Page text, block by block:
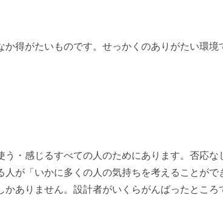
得がたいものです。せっかくのありがたい環境
・感じるすべての人のためにあります。否応な
が「いかに多くの人の気持ちを考えることがで
ありません。設計者がいくらがんばったところ